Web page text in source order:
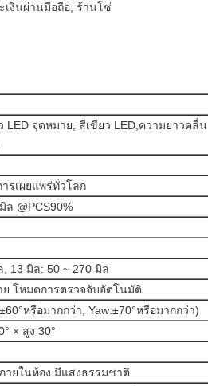
งินผ่านมือถือ, ร้านโซ่
LED จุดหมาย; สีเขียว LED,ความยาวคลื่น
รเผยแพร่ทั่วโลก
ล @PCS90%
13 มิล: 50 ~ 270 มิล
ย โหมดการตรวจจับอัตโนมัติ
หรือมากกว่า, Yaw:±70°หรือมากกว่า)
× สูง 30°
ยในห้อง มีแสงธรรมชาติ